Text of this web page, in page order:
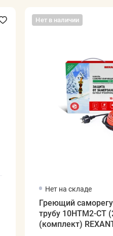
Нет в наличии
Нет на складе
Греющий
трубу 10HTM2-CT
(комплект)